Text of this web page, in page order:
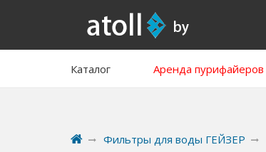
Каталог Аренда пурифайеров
Фильтры для воды ГЕЙЗЕР